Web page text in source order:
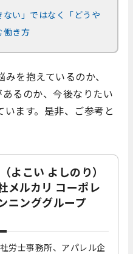
い」ではなく「どうや
働き方
を抱えているのか、
るのか、今後なりたい
ます。是非、ご参考と
よこい よしのり）
メルカリ コーポレ
ニンググループ
労士事務所、アパレル企